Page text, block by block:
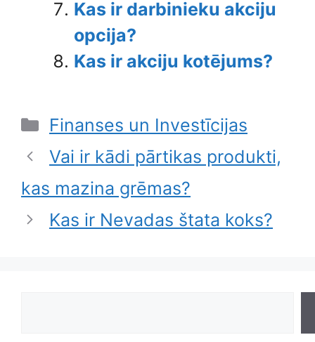
Kas ir darbinieku akciju
opcija?
Kas ir akciju kotējums?
Categories
Finanses un Investīcijas
Vai ir kādi pārtikas produkti,
kas mazina grēmas?
Kas ir Nevadas štata koks?